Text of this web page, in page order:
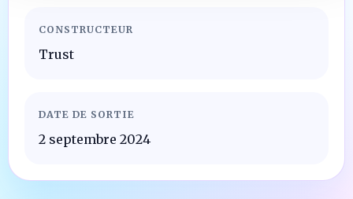
CONSTRUCTEUR
Trust
DATE DE SORTIE
2 septembre 2024